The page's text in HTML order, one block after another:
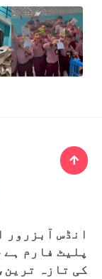
انڈس آبزرور
پلیٹ فارم
کی تازہ